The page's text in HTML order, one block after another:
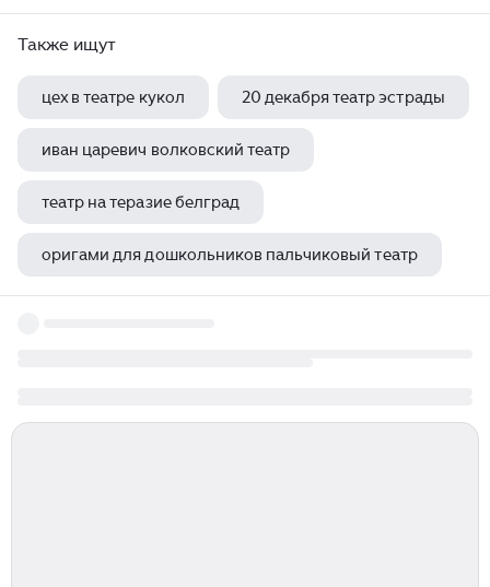
Также ищут
цех в театре кукол 20 декабря театр эстрады
иван царевич волковский театр
театр на теразие белград
оригами для дошкольников пальчиковый театр